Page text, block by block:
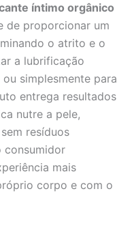
íntimo orgânico
de proporcionar um
o atrito e o
a lubrificação
simplesmente para
entrega resultados
nutre a pele,
resíduos
consumidor
mais
corpo e com o